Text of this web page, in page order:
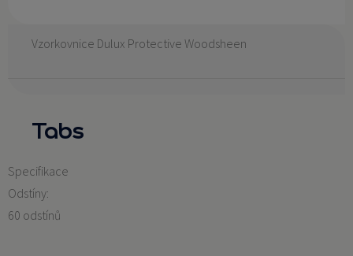
Vzorkovnice Dulux Protective Woodsheen
Tabs
Specifikace
Odstíny:
60 odstínů